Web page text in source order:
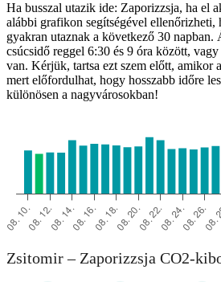
Ha busszal utazik ide: Zaporizzsja, ha el
alábbi grafikon segítségével
gyakran utaznak a következő 30 napban.
csúcsidő reggel 6:30 és 9 óra között,
van. Kérjük, tartsa ezt szem előtt, amikor
mert előfordulhat, hogy hosszabb időre
különösen a nagyvárosokban!
Zsitomir – Zaporizzsja CO2-